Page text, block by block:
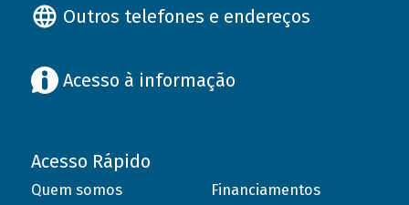
Outros telefones e endereços
Acesso à informação
Acesso Rápido
Quem somos
Financiamentos